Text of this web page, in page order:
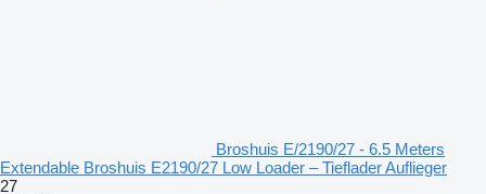
Broshuis E/2190/27 - 6.5 Meters
Extendable Broshuis E2190/27 Low Loader – Tieflader Auflieger
27